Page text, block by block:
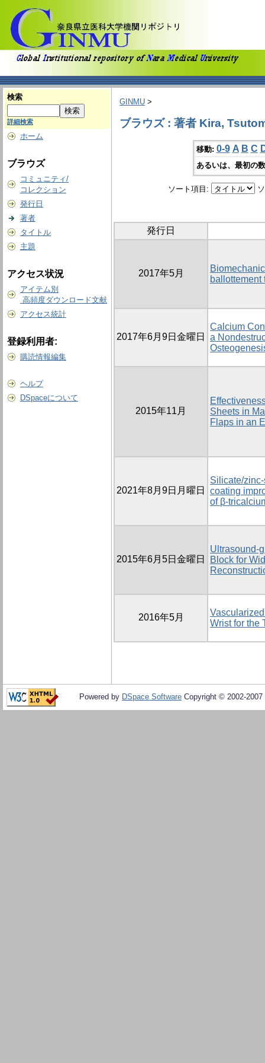
検索
詳細検索
ホーム
ブラウズ
コミュニティ/
コレクション
発行日
著者
タイトル
主題
アクセス状況
アイテム別
高頻度ダウンロード文献
アクセス統計
登録利用者:
購読情報編集
ヘルプ
DSpaceについて
GINMU >
ブラウズ : 著者 Kira,
移動: 0-9 A B C
あるいは、最初の
ソート項目:
発行日
2017年5月
ballottement
2017年6月9日金曜日
Calcium
a
2015年11月
Sheets in
Flaps in an
2021年8月9日月曜日
Silicate/
coating
of β-
2015年6月5日金曜日
Ultrasound-
Block for
2016年5月
Wrist for the
Powered by DSpace Software Copyright © 2002-2007